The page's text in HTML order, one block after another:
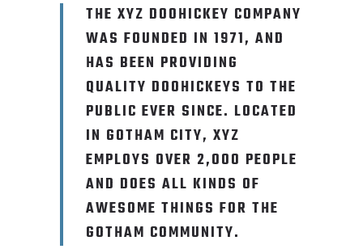
THE XYZ DOOHICKEY COMPANY
WAS FOUNDED IN 1971, AND
HAS BEEN PROVIDING
QUALITY DOOHICKEYS TO THE
PUBLIC EVER SINCE. LOCATED
IN GOTHAM CITY, XYZ
EMPLOYS OVER 2,000 PEOPLE
AND DOES ALL KINDS OF
AWESOME THINGS FOR THE
GOTHAM COMMUNITY.